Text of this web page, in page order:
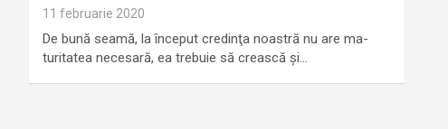
11 februarie 2020
De bună seamă, la început credinţa noastră nu are ma­
turitatea necesară, ea trebuie să crească şi…